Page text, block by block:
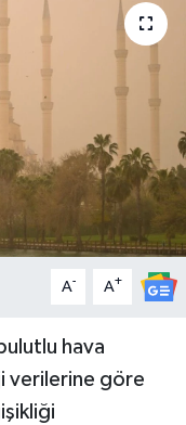
A- A+
hava
verilerine göre